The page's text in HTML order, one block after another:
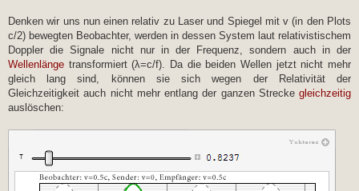
Denken wir uns nun einen relativ zu Laser und Spiegel mit v (in den Plots
c/2) bewegten Beobachter, werden in dessen System laut relativistischem
Doppler die Signale nicht nur in der Frequenz, sondern auch in der
Wellenlänge transformiert (λ=c/f). Da die beiden Wellen jetzt nicht mehr
gleich lang sind, können sie sich wegen der Relativität der
Gleichzeitigkeit auch nicht mehr entlang der ganzen Strecke gleichzeitig
auslöschen: